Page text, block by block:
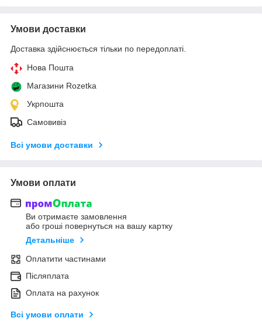
Умови доставки
Доставка здійснюється тільки по передоплаті.
Нова Пошта
Магазини Rozetka
Укрпошта
Самовивіз
Всі умови доставки
Умови оплати
Ви отримаєте замовлення
або гроші повернуться на вашу картку
Детальніше
Оплатити частинами
Післяплата
Оплата на рахунок
Всі умови оплати